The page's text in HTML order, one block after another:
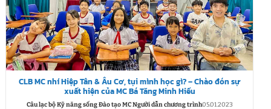
CLB MC nhí Hiệp Tân & Âu Cơ, tụi mình học gì? – Chào đón sự
xuất hiện của MC Bá Tăng Minh Hiếu
Câu lạc bộ Kỹ năng sống Đào tạo MC Người dẫn chương trình05.01.2023